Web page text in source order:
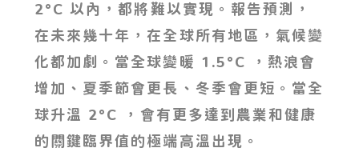
2°C 以內，都將難以實現。報告預測，
在未來幾十年，在全球所有地區，氣候變
化都加劇。當全球變暖 1.5°C ，熱浪會
增加、夏季節會更長、冬季會更短。當全
球升溫 2°C ，會有更多達到農業和健康
的關鍵臨界值的極端高溫出現。